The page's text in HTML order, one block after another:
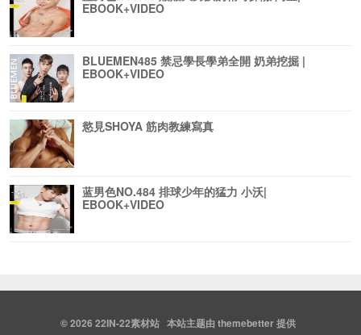
EBOOK+VIDEO
BLUEMEN485 禁忌學長學弟全開 奶弟挖掘 |
EBOOK+VIDEO
慾見SHOYA 筋肉教練寫真
蓝男色NO.484 排球少年的猛力 小沃|
EBOOK+VIDEO
© 2026 22IN-22素材站 本站主题由themebetter提供